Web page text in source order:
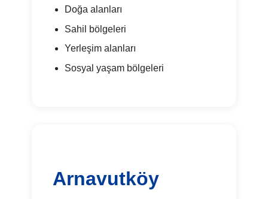
Doğa alanları
Sahil bölgeleri
Yerleşim alanları
Sosyal yaşam bölgeleri
Arnavutköy